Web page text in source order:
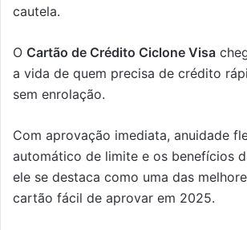
cautela.
O Cartão de Crédito Ciclone Visa
a vida de quem precisa de crédito
sem enrolação.
Com aprovação imediata, anuidade
automático de limite e os benefícios
ele se destaca como uma das
cartão fácil de aprovar em 2025.